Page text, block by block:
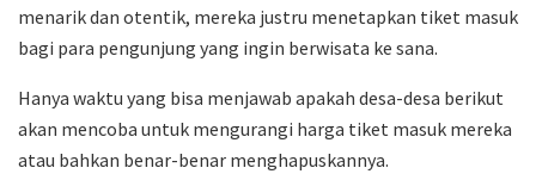
menarik dan otentik, mereka justru menetapkan tiket masuk
bagi para pengunjung yang ingin berwisata ke sana.
Hanya waktu yang bisa menjawab apakah desa-desa berikut
akan mencoba untuk mengurangi harga tiket masuk mereka
atau bahkan benar-benar menghapuskannya.